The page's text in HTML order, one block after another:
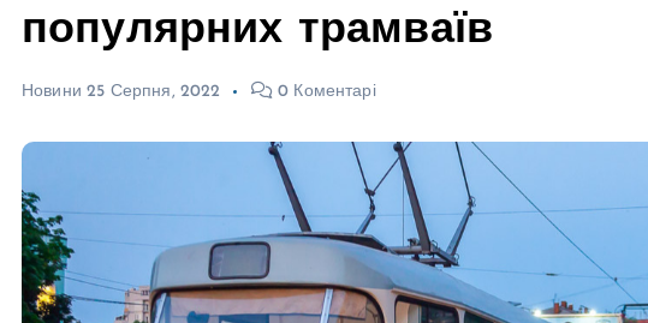
популярних трамваїв
Новини 25 Серпня, 2022 0 Коментарі